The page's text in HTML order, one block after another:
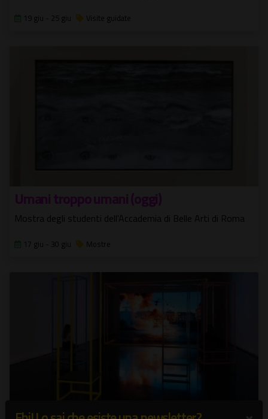
19 giu - 25 giu Visite guidate
Umani troppo umani (oggi)
Mostra degli studenti dell'Accademia di Belle Arti di Roma
17 giu - 30 giu Mostre